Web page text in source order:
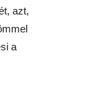
azt,
a